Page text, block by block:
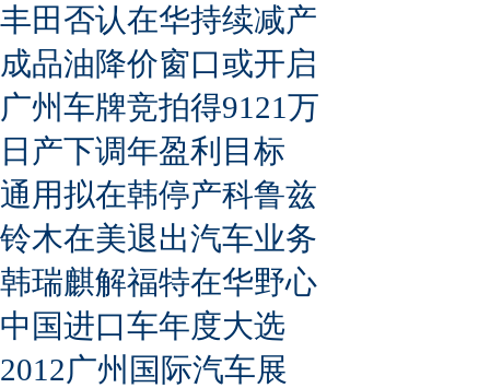
丰田否认在华持续减产
成品油降价窗口或开启
广州车牌竞拍得9121万
日产下调年盈利目标
通用拟在韩停产科鲁兹
铃木在美退出汽车业务
韩瑞麒解福特在华野心
中国进口车年度大选
2012广州国际汽车展